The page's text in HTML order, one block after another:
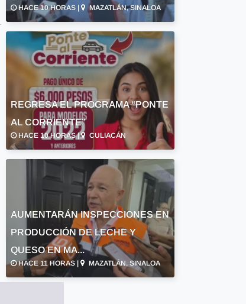
HACE 10 HORAS | MAZATLÁN, SINALOA
REGRESA EL PROGRAMA “PONTE
AL CORRIENTE”
HACE 10 HORAS | CULIACÁN
AUMENTARÁN INSPECCIONES EN
PRODUCCIÓN DE LECHE Y
QUESO EN MA...
HACE 11 HORAS | MAZATLÁN, SINALOA